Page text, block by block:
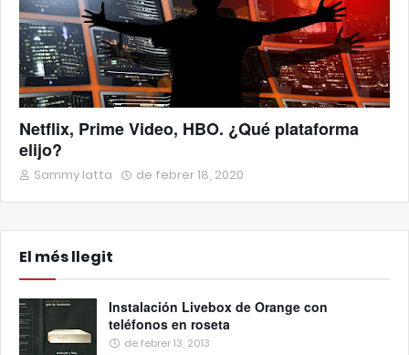
Netflix, Prime Video, HBO. ¿Qué plataforma
elijo?
Sammy Iatta de febrer 18, 2020
El més llegit
Instalación Livebox de Orange con
teléfonos en roseta
de febrer 13, 2013